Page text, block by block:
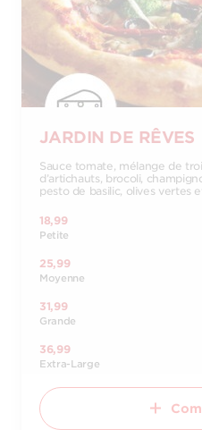
JARDIN DE RÊVES
Sauce tomate, mélange de
d’artichauts, brocoli,
pesto de basilic, olives vertes
18,99
Petite
25,99
Moyenne
31,99
Grande
36,99
Extra-Large